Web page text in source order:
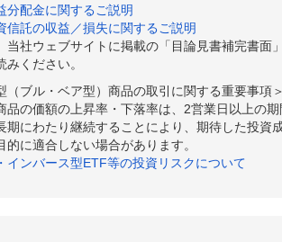
分配金に関するご説明
信託の収益／損失に関するご説明
当社ウェブサイトに掲載の「目論見書補完書
ください。
（ブル・ベア型）商品の取引に関する重要事項
品の価額の上昇率・下落率は、2営業日以上の
期にわたり継続することにより、期待した投
的に適合しない場合があります。
インバース型ETF等の投資リスクについて